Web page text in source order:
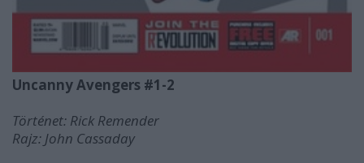
Uncanny Avengers #1-2
Történet: Rick Remender
Rajz: John Cassaday